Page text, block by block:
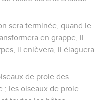
« Je suis un fils des
te fassent donc des
décision l'Eternel, le
!
de folie, les princes de
chefs de tribus égarent